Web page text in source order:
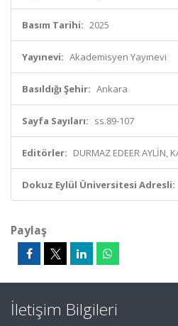
Basım Tarihi: 2025
Yayınevi: Akademisyen Yayınevi
Basıldığı Şehir: Ankara
Sayfa Sayıları: ss.89-107
Editörler: DURMAZ EDEER AYLİN,
Dokuz Eylül Üniversitesi Adresli:
Paylaş
İletişim Bilgileri